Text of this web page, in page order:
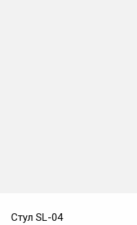
Стул SL-04